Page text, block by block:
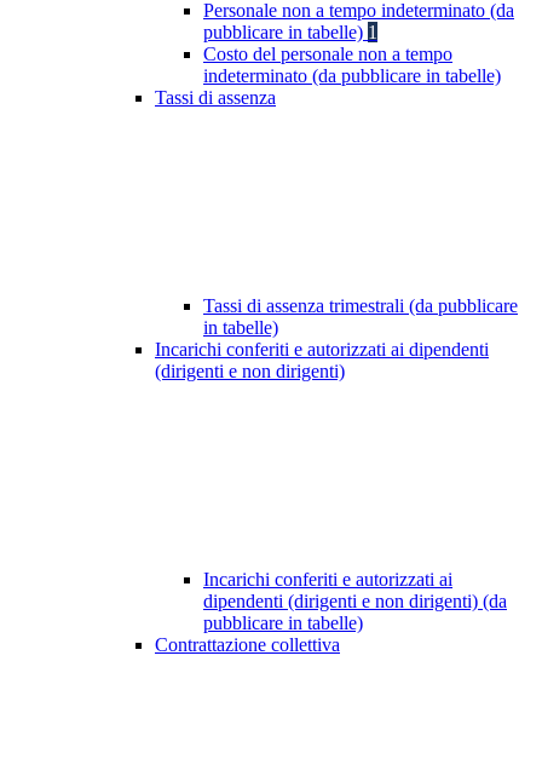
Personale non a tempo indeterminato (da
pubblicare in tabelle) 1
Costo del personale non a tempo
indeterminato (da pubblicare in tabelle)
Tassi di assenza
Tassi di assenza trimestrali (da pubblicare
in tabelle)
Incarichi conferiti e autorizzati ai dipendenti
(dirigenti e non dirigenti)
Incarichi conferiti e autorizzati ai
dipendenti (dirigenti e non dirigenti) (da
pubblicare in tabelle)
Contrattazione collettiva